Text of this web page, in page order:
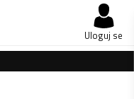
Uloguj se